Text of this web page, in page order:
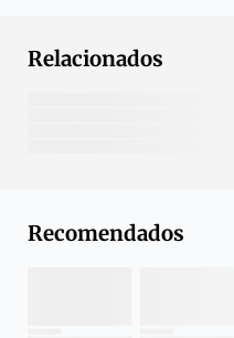
Relacionados
Recomendados